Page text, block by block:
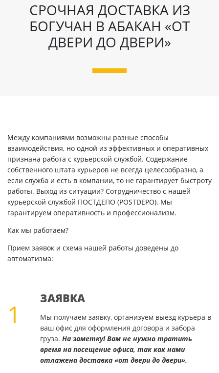
СРОЧНАЯ ДОСТАВКА ИЗ
БОГУЧАН В АБАКАН «ОТ
ДВЕРИ ДО ДВЕРИ»
Между компаниями возможны разные способы
взаимодействия, но одной из эффективных и оперативных
признана работа с курьерской службой. Содержание
собственного штата курьеров не всегда целесообразно, а
если служба и есть в компании, то не гарантирует быстроту
работы. Выход из ситуации? Сотрудничество с нашей
курьерской службой ПОСТДЕПО (POSTDEPO). Мы
гарантируем оперативность и профессионализм.
Как мы работаем?
Прием заявок и схема нашей работы доведены до
автоматизма:
1
ЗАЯВКА
Мы получаем заявку, организуем выезд курьера в
ваш офис для оформления договора и забора
груза. На заметку! Вам не нужно тратить
время на посещение офиса, так как нами
отлажена доставка «от двери до двери».